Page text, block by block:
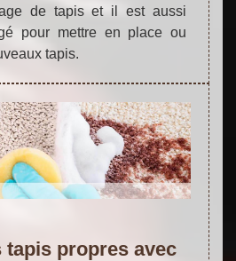
de tapis et il est aussi
pour mettre en place ou
tapis.
tapis propres avec